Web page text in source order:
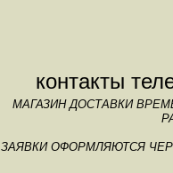
контакты
МАГАЗИН ДОСТАВКИ
ЗАЯВКИ ОФОРМЛЯЮТСЯ